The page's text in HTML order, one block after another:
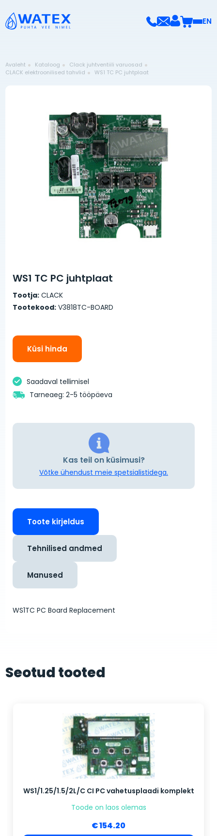
EN
Avaleht Kataloog
Clack juhtventiili varuosad
CLACK elektroonilised tahvlid
WS1 TC PC juhtplaat
WS1 TC PC juhtplaat
Tootja: CLACK
Tootekood: V3818TC-BOARD
Küsi hinda
Saadaval tellimisel
Tarneaeg: 2-5 tööpäeva
Kas teil on küsimusi?
Võtke ühendust meie spetsialistidega.
Toote kirjeldus
Tehnilised andmed
Manused
WS1TC PC Board Replacement
Seotud tooted
WS1/1.25/1.5/2L/C CI PC vahetusplaadi komplekt
Toode on laos olemas
€ 154.20